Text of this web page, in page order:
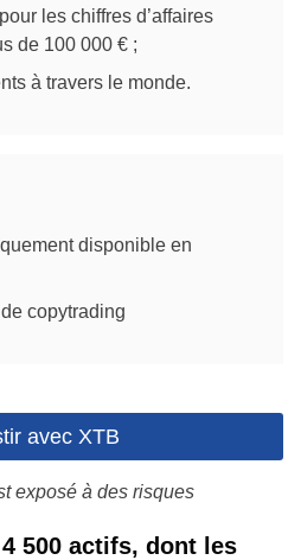
les chiffres d’affaires
de 100 000 € ;
à travers le monde.
disponible en
copytrading
avec XTB
exposé à des risques
500 actifs, dont les